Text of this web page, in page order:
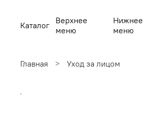
Каталог
Верхнее
меню
Нижнее
меню
Главная Уход за лицом